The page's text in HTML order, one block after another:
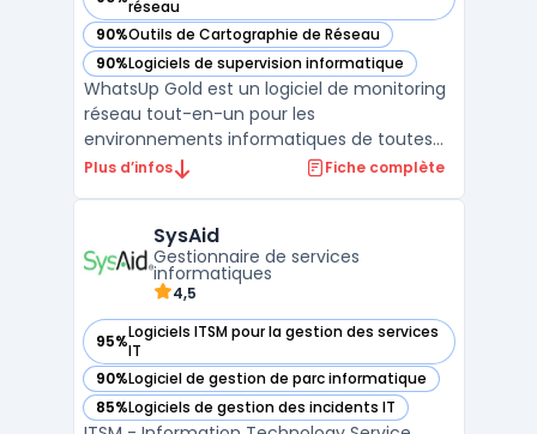
réseau
— voir WhatsUp Gold dans cette catégorie
90%Outils de Cartographie de Réseau
— voir WhatsUp Gold dans cette catégorie
90%Logiciels de supervision informatique
— voir WhatsUp Gold dans cette catégorie
WhatsUp Gold est un logiciel de monitoring
réseau tout-en-un pour les
environnements informatiques de toutes
tailles, depuis les petites entreprises aux
infrastructures réseau, plus une visibilité
complète de la performance des applic ...
Plus d’infos Fiche complète
SysAid
Gestionnaire de services
informatiques
4,5
95%Logiciels ITSM pour la gestion des services
IT
— voir SysAid dans cette catégorie
90%Logiciel de gestion de parc informatique
— voir SysAid dans cette catégorie
85%Logiciels de gestion des incidents IT
— voir SysAid dans cette catégorie